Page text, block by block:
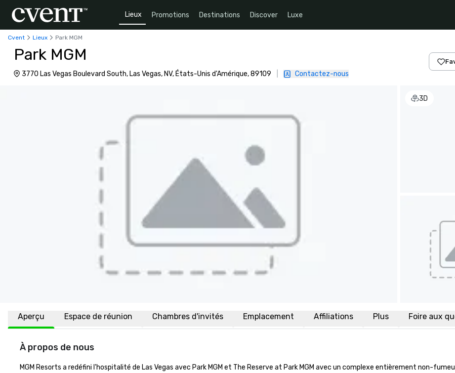
Lieux Promotions Destinations Discover Luxe
Cvent Lieux Park MGM
Park MGM
3770 Las Vegas Boulevard South, Las Vegas, NV, États-Unis d'Amérique, 89109 Contactez-nous
3D
Aperçu Espace de réunion Chambres d'invités Emplacement Affiliations Plus Foire aux
À propos de nous
MGM Resorts a redéfini l'hospitalité de Las Vegas avec Park MGM et The Reserve at Park MGM avec un complexe entièrement non-